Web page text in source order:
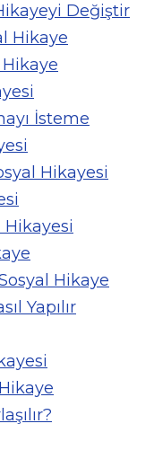
Değiştir
Hikaye
Hikaye
İsteme
Hikayesi
Hikaye
Yapılır